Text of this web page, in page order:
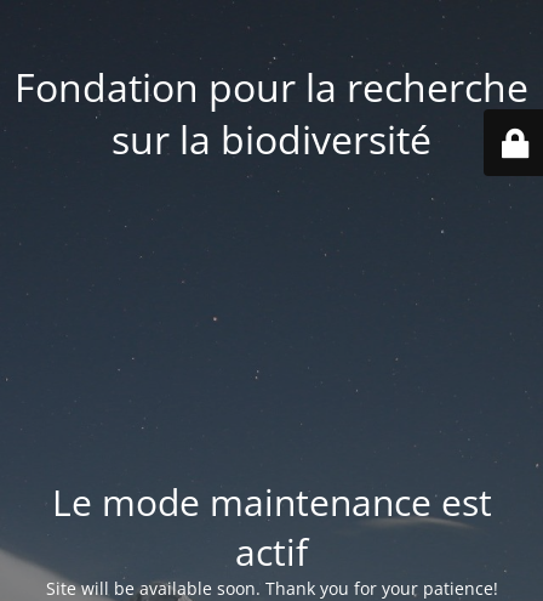
Fondation pour la recherche
sur la biodiversité
Le mode maintenance est
actif
Site will be available soon. Thank you for your patience!